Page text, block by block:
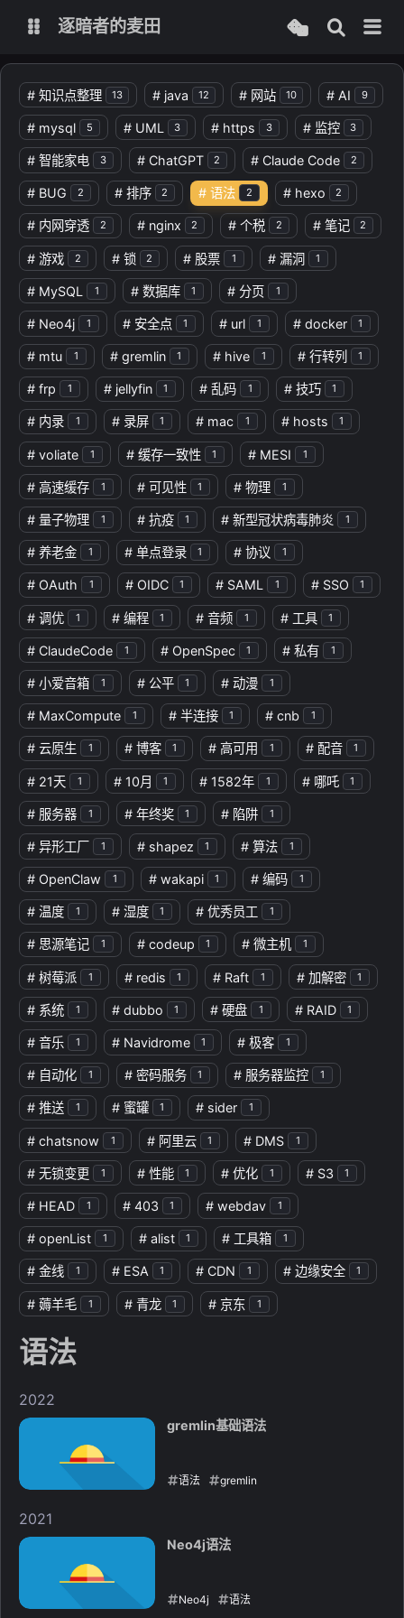
博客
服务监控
逐暗者的麦田
# 知识点整理 13 # java 12 # 网站 10 # AI 9
# mysql 5 # UML 3 # https 3 # 监控 3
# 智能家电 3 # ChatGPT 2 # Claude Code 2
# BUG 2 # 排序 2 # 语法 2 # hexo 2
# 内网穿透 2 # nginx 2 # 个税 2 # 笔记 2
# 游戏 2 # 锁 2 # 股票 1 # 漏洞 1
# MySQL 1 # 数据库 1 # 分页 1
# Neo4j 1 # 安全点 1 # url 1 # docker 1
# mtu 1 # gremlin 1 # hive 1 # 行转列 1
# frp 1 # jellyfin 1 # 乱码 1 # 技巧 1
# 内录 1 # 录屏 1 # mac 1 # hosts 1
# voliate 1 # 缓存一致性 1 # MESI 1
# 高速缓存 1 # 可见性 1 # 物理 1
# 量子物理 1 # 抗疫 1 # 新型冠状病毒肺炎 1
# 养老金 1 # 单点登录 1 # 协议 1
# OAuth 1 # OIDC 1 # SAML 1 # SSO 1
# 调优 1 # 编程 1 # 音频 1 # 工具 1
# ClaudeCode 1 # OpenSpec 1 # 私有 1
# 小爱音箱 1 # 公平 1 # 动漫 1
# MaxCompute 1 # 半连接 1 # cnb 1
# 云原生 1 # 博客 1 # 高可用 1 # 配音 1
# 21天 1 # 10月 1 # 1582年 1 # 哪吒 1
# 服务器 1 # 年终奖 1 # 陷阱 1
# 异形工厂 1 # shapez 1 # 算法 1
# OpenClaw 1 # wakapi 1 # 编码 1
# 温度 1 # 湿度 1 # 优秀员工 1
# 思源笔记 1 # codeup 1 # 微主机 1
# 树莓派 1 # redis 1 # Raft 1 # 加解密 1
# 系统 1 # dubbo 1 # 硬盘 1 # RAID 1
# 音乐 1 # Navidrome 1 # 极客 1
# 自动化 1 # 密码服务 1 # 服务器监控 1
# 推送 1 # 蜜罐 1 # sider 1
# chatsnow 1 # 阿里云 1 # DMS 1
# 无锁变更 1 # 性能 1 # 优化 1 # S3 1
# HEAD 1 # 403 1 # webdav 1
# openList 1 # alist 1 # 工具箱 1
# 金线 1 # ESA 1 # CDN 1 # 边缘安全 1
# 薅羊毛 1 # 青龙 1 # 京东 1
语法
2022
gremlin基础语法
语法 gremlin
2021
Neo4j语法
Neo4j 语法